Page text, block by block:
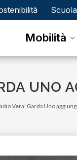
Scuola
Mobilità
UNO
Vera: Garda Uno